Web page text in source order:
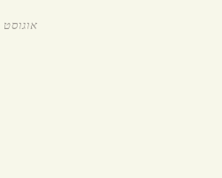
אוגוסט 17, 2015